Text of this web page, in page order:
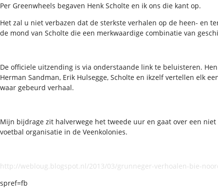
Per Greenwheels begaven Henk Scholte en ik ons die kant op.
Het zal u niet verbazen dat de sterkste verhalen op de heen- en
de mond van Scholte die een merkwaardige combinatie van
De officiele uitzending is via onderstaande link te beluisteren.
Herman Sandman, Erik Hulsegge, Scholte en ikzelf vertellen elk
waar gebeurd verhaal.
Mijn bijdrage zit halverwege het tweede uur en gaat over een
voetbal organisatie in de Veenkolonies.
http://webloug.blogspot.nl/2013/03/grunneger-verhoalen-bie-
spref=fb